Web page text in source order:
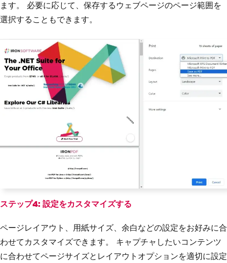
ます。 必要に応じて、保存するウェブページのページ範囲を
選択することもできます。
ステップ4: 設定をカスタマイズする
ページレイアウト、用紙サイズ、余白などの設定をお好みに合
わせてカスタマイズできます。 キャプチャしたいコンテンツ
に合わせてページサイズとレイアウトオプションを適切に設定